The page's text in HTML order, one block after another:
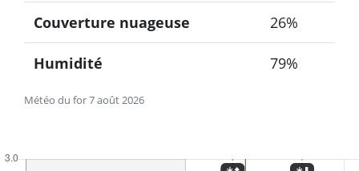
Météo du for 7 août 2026
Couverture nuageuse 26%
Humidité 79%